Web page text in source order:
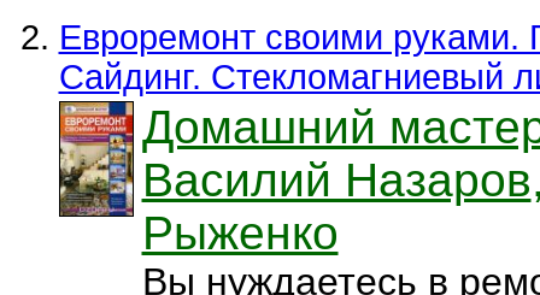
Евроремонт своими руками.
Сайдинг. Стекломагниевый
Домашний
Василий Назаров
Рыженко
Вы нуждаетесь в